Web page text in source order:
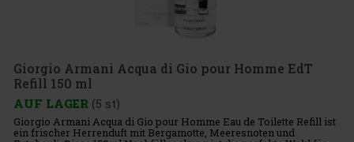
Giorgio Armani Acqua di Gio pour Homme EdT
Refill 150 ml
AUF LAGER (5 st)
Giorgio Armani Acqua di Gio pour Homme Eau de Toilette Refill ist
ein frischer Herrenduft mit Bergamotte, Meeresnoten und